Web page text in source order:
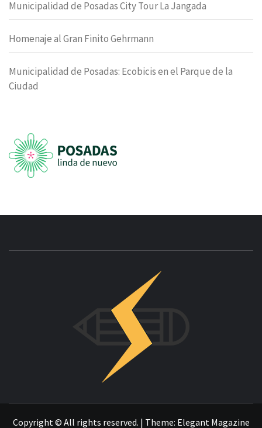
Municipalidad de Posadas City Tour La Jangada
Homenaje al Gran Finito Gehrmann
Municipalidad de Posadas: Ecobicis en el Parque de la
Ciudad
Copyright © All rights reserved. | Theme: Elegant Magazine